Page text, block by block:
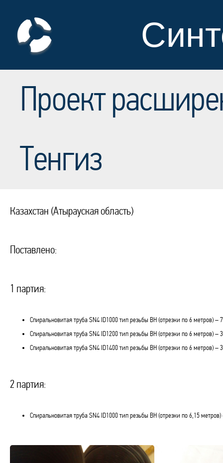
Проект
Тенгиз
Казахстан (Атырауская область)
Поставлено:
1 партия:
Спиральновитая труба SN4 ID1000 тип резьбы ВН (отрезки по 6 метров) –
Спиральновитая труба SN4 ID1200 тип резьбы ВН (отрезки по 6 метров) –
Спиральновитая труба SN4 ID1400 тип резьбы ВН (отрезки по 6 метров) –
2 партия:
Спиральновитая труба SN4 ID1000 тип резьбы ВН (отрезки по 6,15